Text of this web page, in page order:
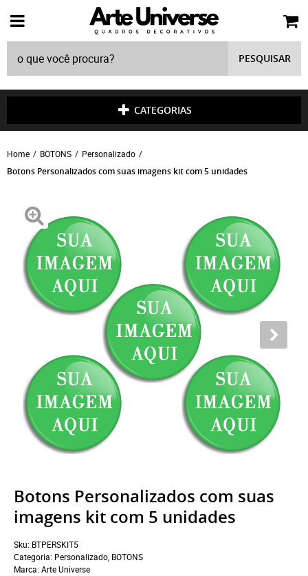
PESQUISAR
CATEGORIAS
Home BOTONS Personalizado
Botons Personalizados com suas imagens kit com 5 unidades
Botons Personalizados com suas
imagens kit com 5 unidades
Sku: BTPERSKIT5
Categoria: Personalizado, BOTONS
Marca: Arte Universe